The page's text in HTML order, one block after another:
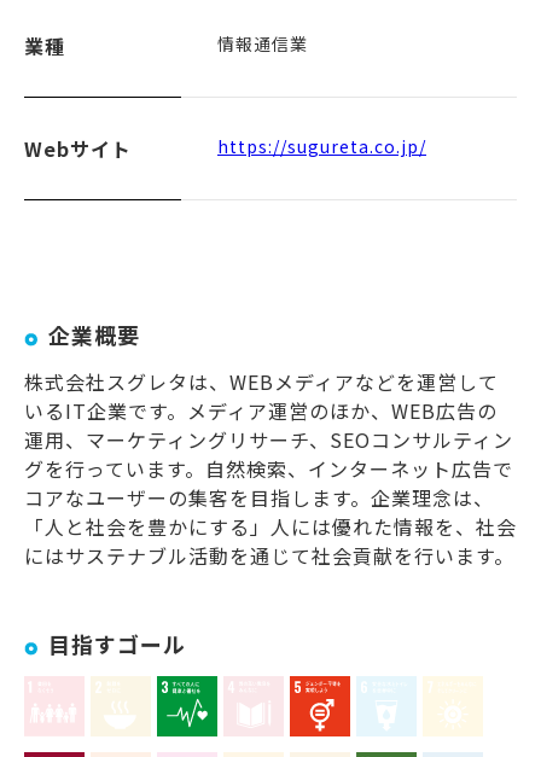
業種 情報通信業
Webサイト https://sugureta.co.jp/
企業概要
株式会社スグレタは、WEBメディアなどを運営して
いるIT企業です。メディア運営のほか、WEB広告の
運用、マーケティングリサーチ、SEOコンサルティン
グを行っています。自然検索、インターネット広告で
コアなユーザーの集客を目指します。企業理念は、
「人と社会を豊かにする」人には優れた情報を、社会
にはサステナブル活動を通じて社会貢献を行います。
目指すゴール